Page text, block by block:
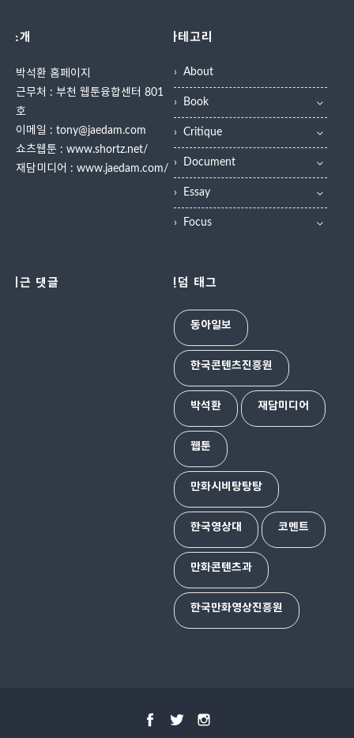
소개
박석환 홈페이지
근무처 : 부천 웹툰융합센터 801
호
이메일 : tony@jaedam.com
쇼츠웹툰 : www.shortz.net/
재담미디어 : www.jaedam.com/
카테고리
About
Book
Critique
Document
Essay
Focus
최근 댓글 랜덤 태그
동아일보
한국콘텐츠진흥원
박석환 재담미디어
웹툰
만화시비탕탕탕
한국영상대 코멘트
만화콘텐츠과
한국만화영상진흥원